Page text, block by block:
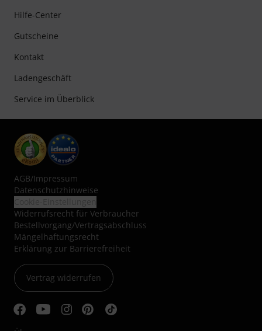
Hilfe-Center
Gutscheine
Kontakt
Ladengeschäft
Service im Überblick
AGB/Impressum
Datenschutzhinweise
Widerrufsrecht für Verbraucher
Bestellvorgang/Vertragsabschluss
Mängelhaftungsrecht
Erklärung zur Barrierefreiheit
Vertrag widerrufen